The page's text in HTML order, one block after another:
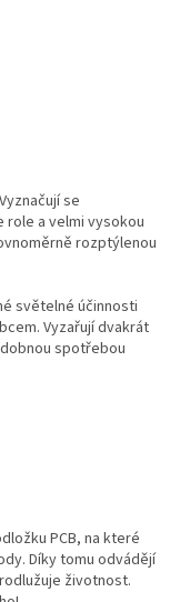
se
a velmi vysokou
rozptýlenou
světelné účinnosti
Vyzařují dvakrát
spotřebou
PCB, na které
Díky tomu odvádějí
životnost.